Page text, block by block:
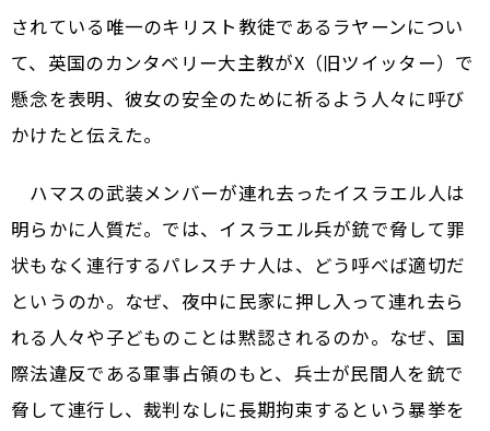
されている唯一のキリスト教徒であるラヤーンについ
て、英国のカンタベリー大主教がX（旧ツイッター）で
懸念を表明、彼女の安全のために祈るよう人々に呼び
かけたと伝えた。
ハマスの武装メンバーが連れ去ったイスラエル人は
明らかに人質だ。では、イスラエル兵が銃で脅して罪
状もなく連行するパレスチナ人は、どう呼べば適切だ
というのか。なぜ、夜中に民家に押し入って連れ去ら
れる人々や子どものことは黙認されるのか。なぜ、国
際法違反である軍事占領のもと、兵士が民間人を銃で
脅して連行し、裁判なしに長期拘束するという暴挙を